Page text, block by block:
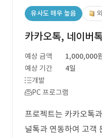
유사도 매우 높음
카카오톡, 네이버
예상 금액
1,000,000
예상 기간
4일
개발
PC 프로그램
프로젝트는 카카오톡
널톡과 연동하여 고객